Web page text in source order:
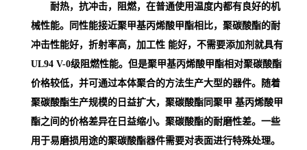
耐热，抗冲击，阻燃，在普通使用温度内都有良好的机
械性能。同性能接近聚甲基丙烯酸甲酯相比，聚碳酸酯的耐
冲击性能好，折射率高，加工性 能好，不需要添加剂就具有
UL94 V-0级阻燃性能。但是聚甲基丙烯酸甲酯相对聚碳酸酯
价格较低，并可通过本体聚合的方法生产大型的器件。随着
聚碳酸酯生产规模的日益扩大，聚碳酸酯同聚甲 基丙烯酸甲
酯之间的价格差异在日益缩小。聚碳酸酯的耐磨性差。一些
用于易磨损用途的聚碳酸酯器件需要对表面进行特殊处理。